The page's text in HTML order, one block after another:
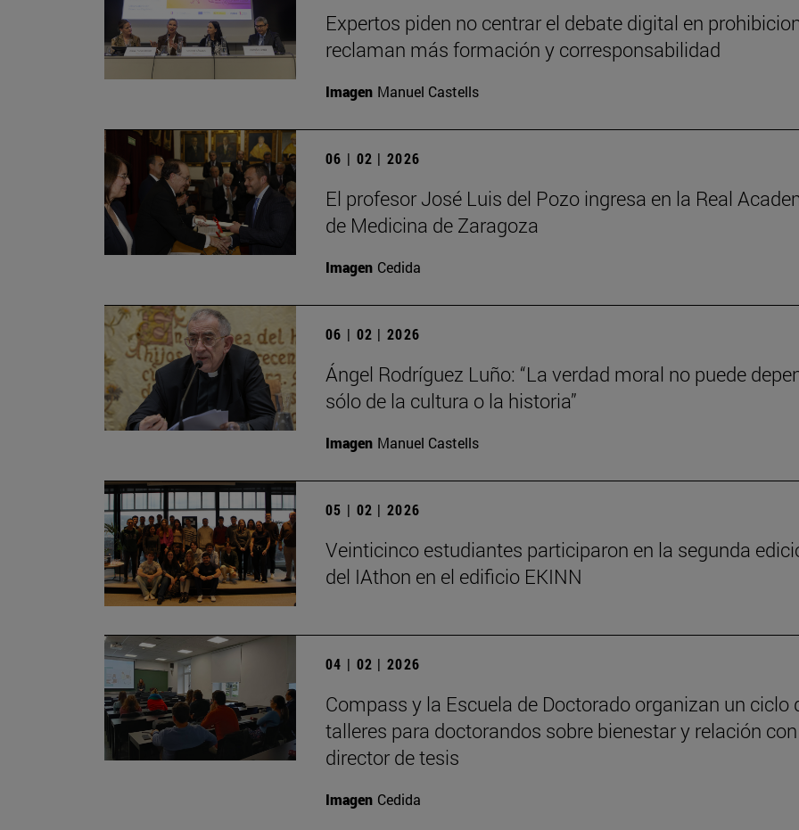
Expertos piden no centrar el debate digital en
reclaman más formación y corresponsabilidad
Imagen Manuel Castells
06 | 02 | 2026
El profesor José Luis del Pozo ingresa en la Real
de Medicina de Zaragoza
Imagen Cedida
06 | 02 | 2026
Ángel Rodríguez Luño: “La verdad moral no puede
sólo de la cultura o la historia”
Imagen Manuel Castells
05 | 02 | 2026
Veinticinco estudiantes participaron en la segunda
del IAthon en el edificio EKINN
04 | 02 | 2026
Compass y la Escuela de Doctorado organizan un ciclo
talleres para doctorandos sobre bienestar y relación
director de tesis
Imagen Cedida